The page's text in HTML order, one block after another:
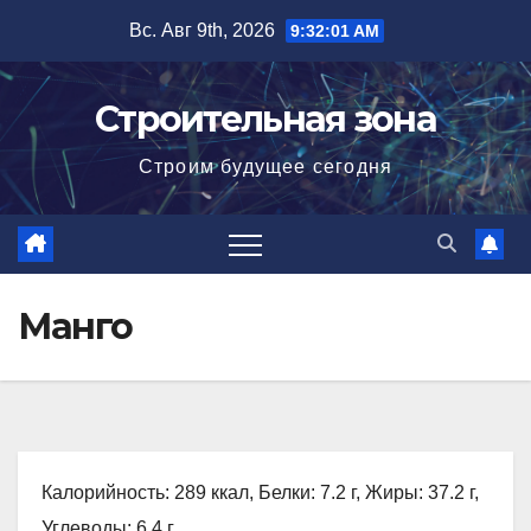
содержимому
Вс. Авг 9th, 2026 9:32:02 AM
Строительная зона
Строим будущее сегодня
Манго
Калорийность: 289 ккал, Белки: 7.2 г, Жиры: 37.2 г,